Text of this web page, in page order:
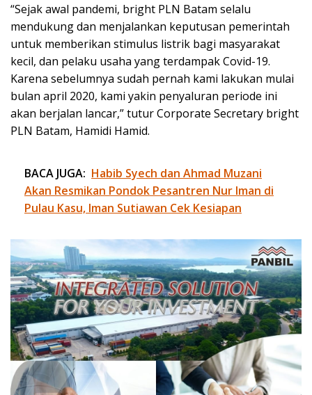
“Sejak awal pandemi, bright PLN Batam selalu
mendukung dan menjalankan keputusan pemerintah
untuk memberikan stimulus listrik bagi masyarakat
kecil, dan pelaku usaha yang terdampak Covid-19.
Karena sebelumnya sudah pernah kami lakukan mulai
bulan april 2020, kami yakin penyaluran periode ini
akan berjalan lancar,” tutur Corporate Secretary bright
PLN Batam, Hamidi Hamid.
BACA JUGA: Habib Syech dan Ahmad Muzani
Akan Resmikan Pondok Pesantren Nur Iman di
Pulau Kasu, Iman Sutiawan Cek Kesiapan